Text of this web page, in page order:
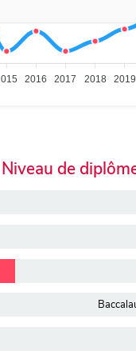
2016 2017 2018 2019
Niveau de